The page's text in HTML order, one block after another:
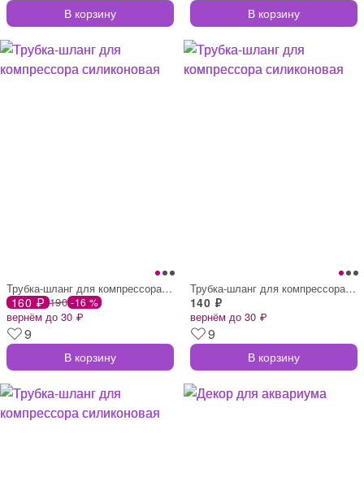
В корзину В корзину
Трубка-шланг для компрессора силиконовая
160 ₽ 190 -16 %
вернём до 30 ₽
9
В корзину
Трубка-шланг для компрессора силиконовая
140 ₽
вернём до 30 ₽
9
В корзину